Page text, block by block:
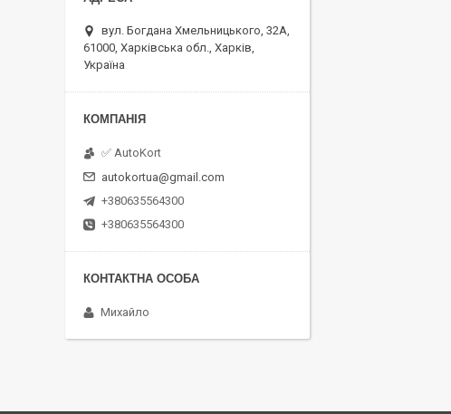
вул. Богдана Хмельницького, 32А,
61000, Харківська обл., Харків,
Україна
✅ AutoKort
autokortua@gmail.com
+380635564300
+380635564300
Михайло